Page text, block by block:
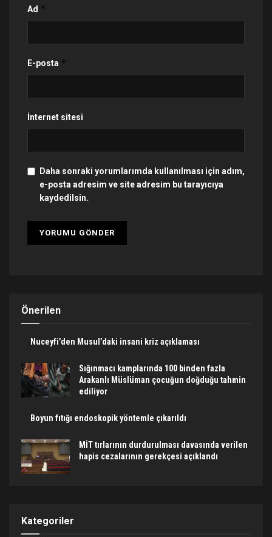
Ad *
E-posta *
İnternet sitesi
Daha sonraki yorumlarımda kullanılması için adım,
e-posta adresim ve site adresim bu tarayıcıya
kaydedilsin.
Önerilen
Nuceyfi’den Musul’daki insani kriz açıklaması
Sığınmacı kamplarında 100 binden fazla
Arakanlı Müslüman çocuğun doğduğu tahmin
ediliyor
Boyun fıtığı endoskopik yöntemle çıkarıldı
MİT tırlarının durdurulması davasında verilen
hapis cezalarının gerekçesi açıklandı
Kategoriler